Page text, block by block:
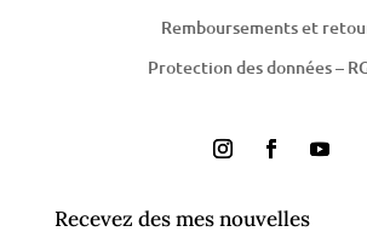
Remboursements et
Protection des données –
Recevez des mes nouvelles